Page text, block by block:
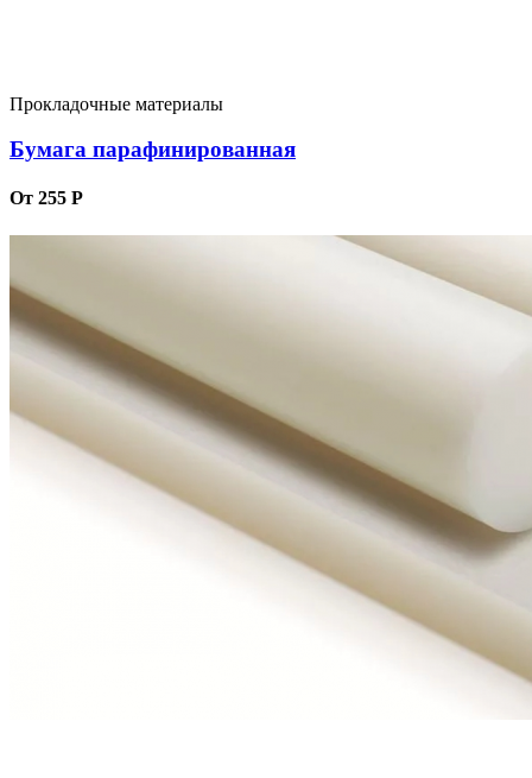
Прокладочные материалы
Бумага парафинированная
От 255 Р